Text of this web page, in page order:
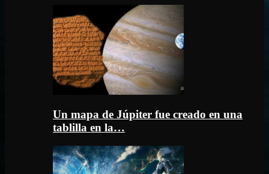
Un mapa de Júpiter fue creado en una
tablilla en la…